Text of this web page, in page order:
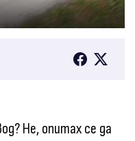
Не, опитах се да